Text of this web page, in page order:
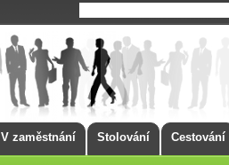
V zaměstnání Stolování Cestování